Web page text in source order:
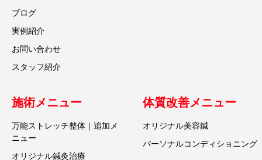
ブログ
実例紹介
お問い合わせ
スタッフ紹介
施術メニュー
万能ストレッチ整体｜追加メ
ニュー
オリジナル鍼灸治療
体質改善メニュー
オリジナル美容鍼
パーソナルコンディショニング